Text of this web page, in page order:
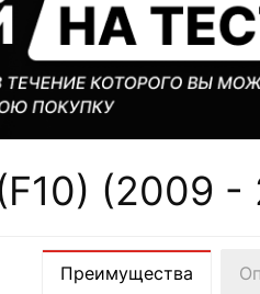
(2009
Преимущества